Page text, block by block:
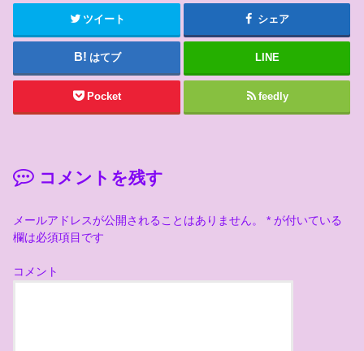
ツイート シェア
はてブ LINE
Pocket feedly
コメントを残す
メールアドレスが公開されることはありません。 * が付いている
欄は必須項目です
コメント